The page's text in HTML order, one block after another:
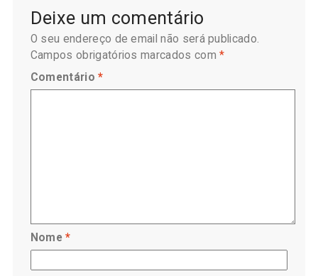
Deixe um comentário
O seu endereço de email não será publicado.
Campos obrigatórios marcados com*
Comentário*
Nome*